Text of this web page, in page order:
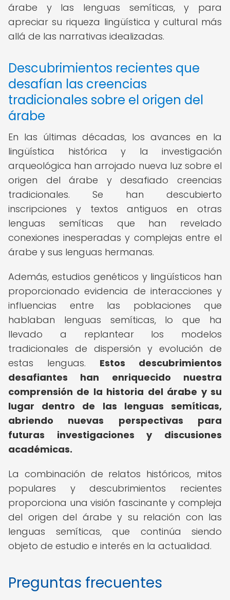
árabe y las lenguas semíticas, y para
apreciar su riqueza lingüística y cultural más
allá de las narrativas idealizadas.
Descubrimientos recientes que
desafían las creencias
tradicionales sobre el origen del
árabe
En las últimas décadas, los avances en la
lingüística histórica y la investigación
arqueológica han arrojado nueva luz sobre el
origen del árabe y desafiado creencias
tradicionales. Se han descubierto
inscripciones y textos antiguos en otras
lenguas semíticas que han revelado
conexiones inesperadas y complejas entre el
árabe y sus lenguas hermanas.
Además, estudios genéticos y lingüísticos han
proporcionado evidencia de interacciones y
influencias entre las poblaciones que
hablaban lenguas semíticas, lo que ha
llevado a replantear los modelos
tradicionales de dispersión y evolución de
estas lenguas. Estos descubrimientos
desafiantes han enriquecido nuestra
comprensión de la historia del árabe y su
lugar dentro de las lenguas semíticas,
abriendo nuevas perspectivas para
futuras investigaciones y discusiones
académicas.
La combinación de relatos históricos, mitos
populares y descubrimientos recientes
proporciona una visión fascinante y compleja
del origen del árabe y su relación con las
lenguas semíticas, que continúa siendo
objeto de estudio e interés en la actualidad.
Preguntas frecuentes